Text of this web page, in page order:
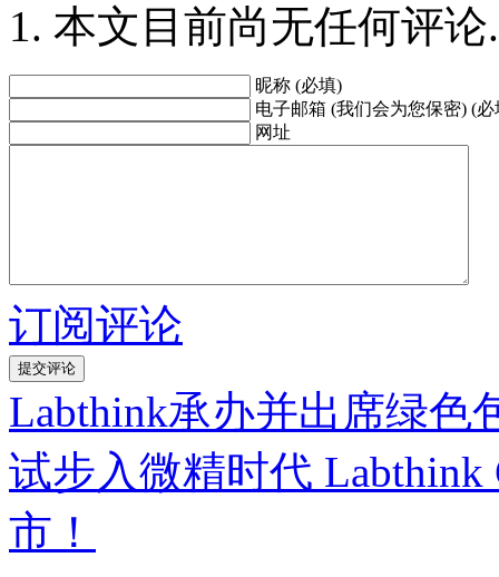
本文目前尚无任何评论.
昵称 (必填)
电子邮箱 (我们会为您保密) (必
网址
订阅评论
Labthink承办并出席绿色
试步入微精时代
市！